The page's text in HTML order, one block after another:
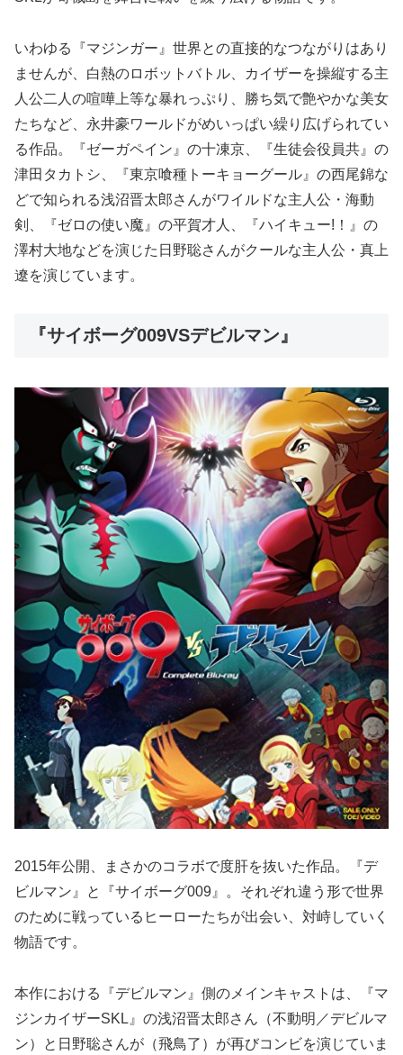
いわゆる『マジンガー』世界との直接的なつながりはあり
ませんが、白熱のロボットバトル、カイザーを操縦する主
人公二人の喧嘩上等な暴れっぷり、勝ち気で艶やかな美女
たちなど、永井豪ワールドがめいっぱい繰り広げられてい
る作品。『ゼーガペイン』の十凍京、『生徒会役員共』の
津田タカトシ、『東京喰種トーキョーグール』の西尾錦な
どで知られる浅沼晋太郎さんがワイルドな主人公・海動
剣、『ゼロの使い魔』の平賀才人、『ハイキュー!！』の
澤村大地などを演じた日野聡さんがクールな主人公・真上
遼を演じています。
『サイボーグ009VSデビルマン』
2015年公開、まさかのコラボで度肝を抜いた作品。『デ
ビルマン』と『サイボーグ009』。それぞれ違う形で世界
のために戦っているヒーローたちが出会い、対峙していく
物語です。
本作における『デビルマン』側のメインキャストは、『マ
ジンカイザーSKL』の浅沼晋太郎さん（不動明／デビルマ
ン）と日野聡さんが（飛鳥了）が再びコンビを演じていま